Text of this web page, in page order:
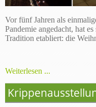
Vor fünf Jahren als
Pandemie angedacht, hat
Tradition etabliert: die
Weiterlesen ...